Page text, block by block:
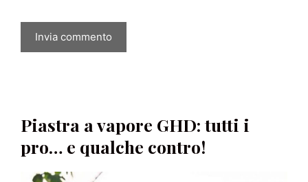
Piastra a vapore GHD: tutti i
pro… e qualche contro!